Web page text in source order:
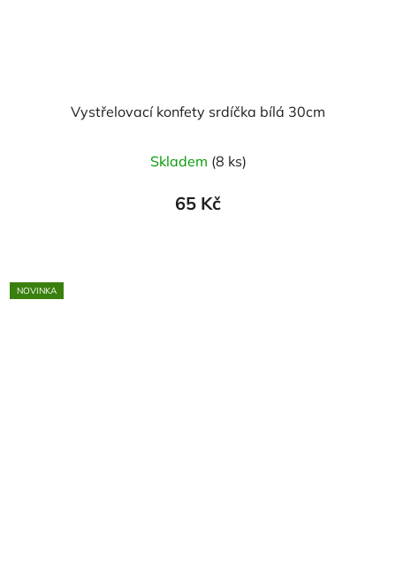
Vystřelovací konfety srdíčka bílá 30cm
Skladem (8 ks)
65 Kč
NOVINKA